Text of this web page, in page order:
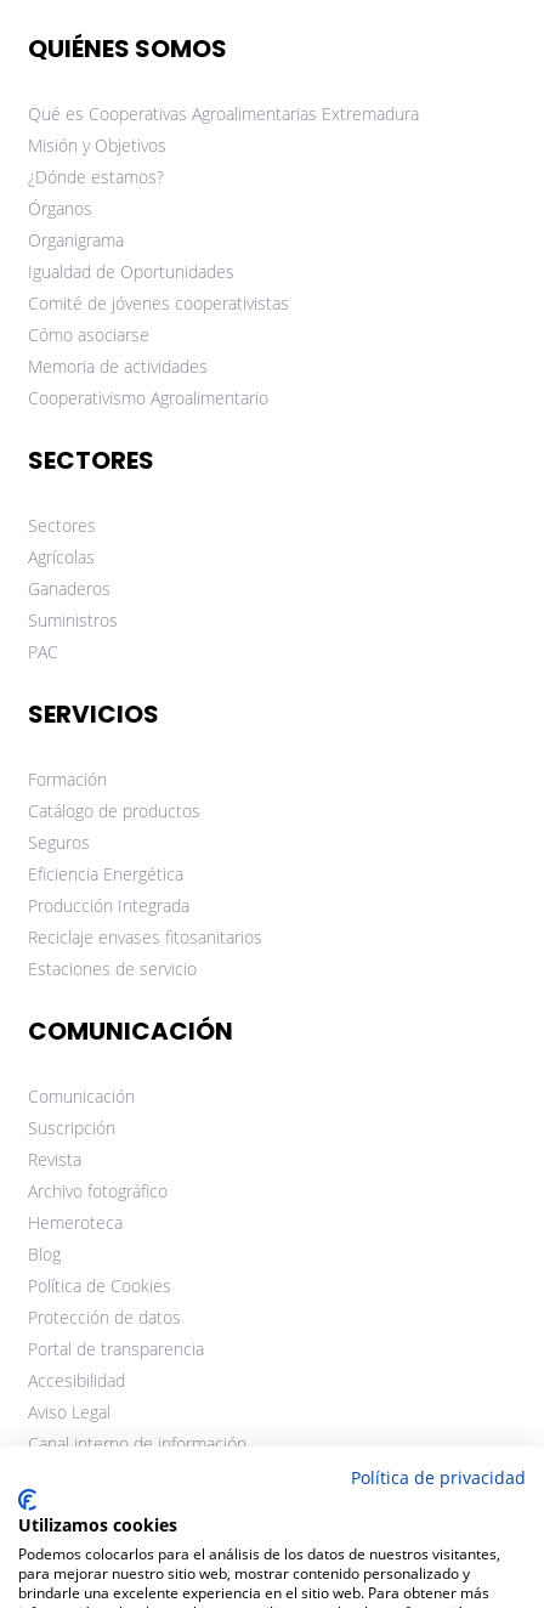
QUIÉNES SOMOS
Qué es Cooperativas Agroalimentarias Extremadura
Misión y Objetivos
¿Dónde estamos?
Órganos
Organigrama
Igualdad de Oportunidades
Comité de jóvenes cooperativistas
Cómo asociarse
Memoria de actividades
Cooperativismo Agroalimentario
SECTORES
Sectores
Agrícolas
Ganaderos
Suministros
PAC
SERVICIOS
Formación
Catálogo de productos
Seguros
Eficiencia Energética
Producción Integrada
Reciclaje envases fitosanitarios
Estaciones de servicio
COMUNICACIÓN
Comunicación
Suscripción
Revista
Archivo fotográfico
Hemeroteca
Blog
Política de Cookies
Protección de datos
Portal de transparencia
Accesibilidad
Aviso Legal
Canal interno de información
Política de privacidad
Utilizamos cookies
Podemos colocarlos para el análisis de los datos de nuestros visitantes,
para mejorar nuestro sitio web, mostrar contenido personalizado y
brindarle una excelente experiencia en el sitio web. Para obtener más